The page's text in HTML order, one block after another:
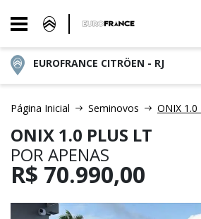
EUROFRANCE CITRÖEN - RJ
Página Inicial Seminovos ONIX 1.0
ONIX 1.0 PLUS LT
POR APENAS
R$ 70.990,00